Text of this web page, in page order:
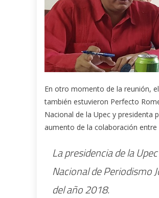
En otro momento de la reunión,
también estuvieron Perfecto
Nacional de la Upec y presidenta
aumento de la colaboración
La presidencia de la
Nacional de Periodismo
del año 2018.